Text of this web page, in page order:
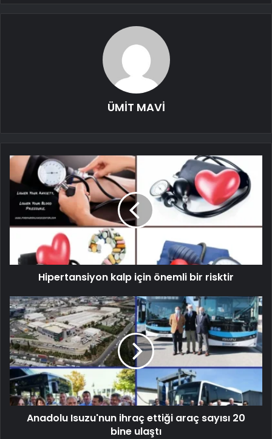
ÜMİT MAVİ
Hipertansiyon kalp için önemli bir risktir
Anadolu Isuzu'nun ihraç ettiği araç sayısı 20
bine ulaştı